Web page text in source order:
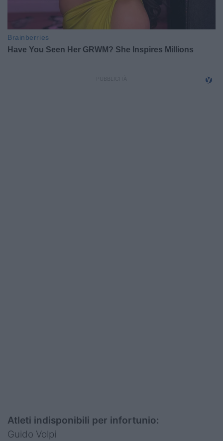
Atleti indisponibili per infortunio:
Guido Volpi